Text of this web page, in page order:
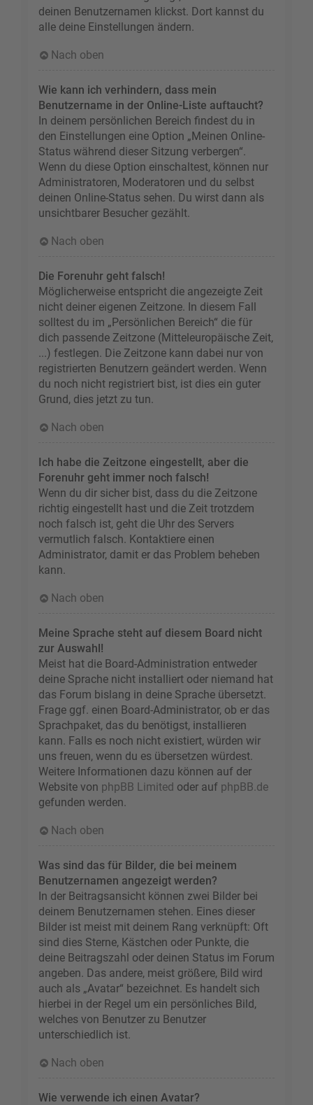
deinen Benutzernamen klickst. Dort kannst du
alle deine Einstellungen ändern.
Nach oben
Wie kann ich verhindern, dass mein
Benutzername in der Online-Liste auftaucht?
In deinem persönlichen Bereich findest du in
den Einstellungen eine Option „Meinen Online-
Status während dieser Sitzung verbergen“.
Wenn du diese Option einschaltest, können nur
Administratoren, Moderatoren und du selbst
deinen Online-Status sehen. Du wirst dann als
unsichtbarer Besucher gezählt.
Nach oben
Die Forenuhr geht falsch!
Möglicherweise entspricht die angezeigte Zeit
nicht deiner eigenen Zeitzone. In diesem Fall
solltest du im „Persönlichen Bereich“ die für
dich passende Zeitzone (Mitteleuropäische Zeit,
...) festlegen. Die Zeitzone kann dabei nur von
registrierten Benutzern geändert werden. Wenn
du noch nicht registriert bist, ist dies ein guter
Grund, dies jetzt zu tun.
Nach oben
Ich habe die Zeitzone eingestellt, aber die
Forenuhr geht immer noch falsch!
Wenn du dir sicher bist, dass du die Zeitzone
richtig eingestellt hast und die Zeit trotzdem
noch falsch ist, geht die Uhr des Servers
vermutlich falsch. Kontaktiere einen
Administrator, damit er das Problem beheben
kann.
Nach oben
Meine Sprache steht auf diesem Board nicht
zur Auswahl!
Meist hat die Board-Administration entweder
deine Sprache nicht installiert oder niemand hat
das Forum bislang in deine Sprache übersetzt.
Frage ggf. einen Board-Administrator, ob er das
Sprachpaket, das du benötigst, installieren
kann. Falls es noch nicht existiert, würden wir
uns freuen, wenn du es übersetzen würdest.
Weitere Informationen dazu können auf der
Website von phpBB Limited oder auf phpBB.de
gefunden werden.
Nach oben
Was sind das für Bilder, die bei meinem
Benutzernamen angezeigt werden?
In der Beitragsansicht können zwei Bilder bei
deinem Benutzernamen stehen. Eines dieser
Bilder ist meist mit deinem Rang verknüpft: Oft
sind dies Sterne, Kästchen oder Punkte, die
deine Beitragszahl oder deinen Status im Forum
angeben. Das andere, meist größere, Bild wird
auch als „Avatar“ bezeichnet. Es handelt sich
hierbei in der Regel um ein persönliches Bild,
welches von Benutzer zu Benutzer
unterschiedlich ist.
Nach oben
Wie verwende ich einen Avatar?